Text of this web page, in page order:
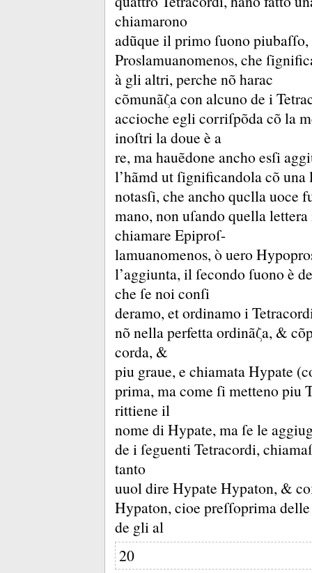
chiamarono
adũque il primo ſuono
Proslamuanomenos, che
à gli altri, perche nõ harac
cõmunãζa con alcuno de i
accioche egli corriſpõda cõ la
inoſtri la doue è a
re, ma hauẽdone ancho esſi
l’hãmd ut ſignificandola cõ
notasſi, che ancho quclla uoce
mano, non uſando quella
chiamare Epiproſ-
lamuanomenos, ò uero
l’aggiunta, il ſecondo ſuono è
che ſe noi conſi
deramo, et ordinamo i
nõ nella perfetta ordinãζa, &
corda, &
piu graue, e chiamata Hypate
prima, ma come ſi metteno piu
rittiene il
nome di Hypate, ma ſe le
de i ſeguenti Tetracordi,
tanto
uuol dire Hypate Hypaton, &
Hypaton, cioe preſſoprima
de gli al
20